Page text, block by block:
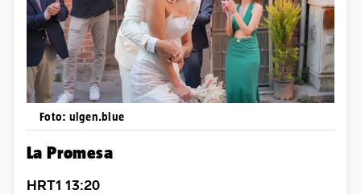
Foto: ulgen.blue
La Promesa
HRT1 13:20